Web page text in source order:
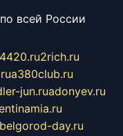
всей России
2rich.ru
a380club.ru
jun.ruadonyev.ru
belgorod-day.ru